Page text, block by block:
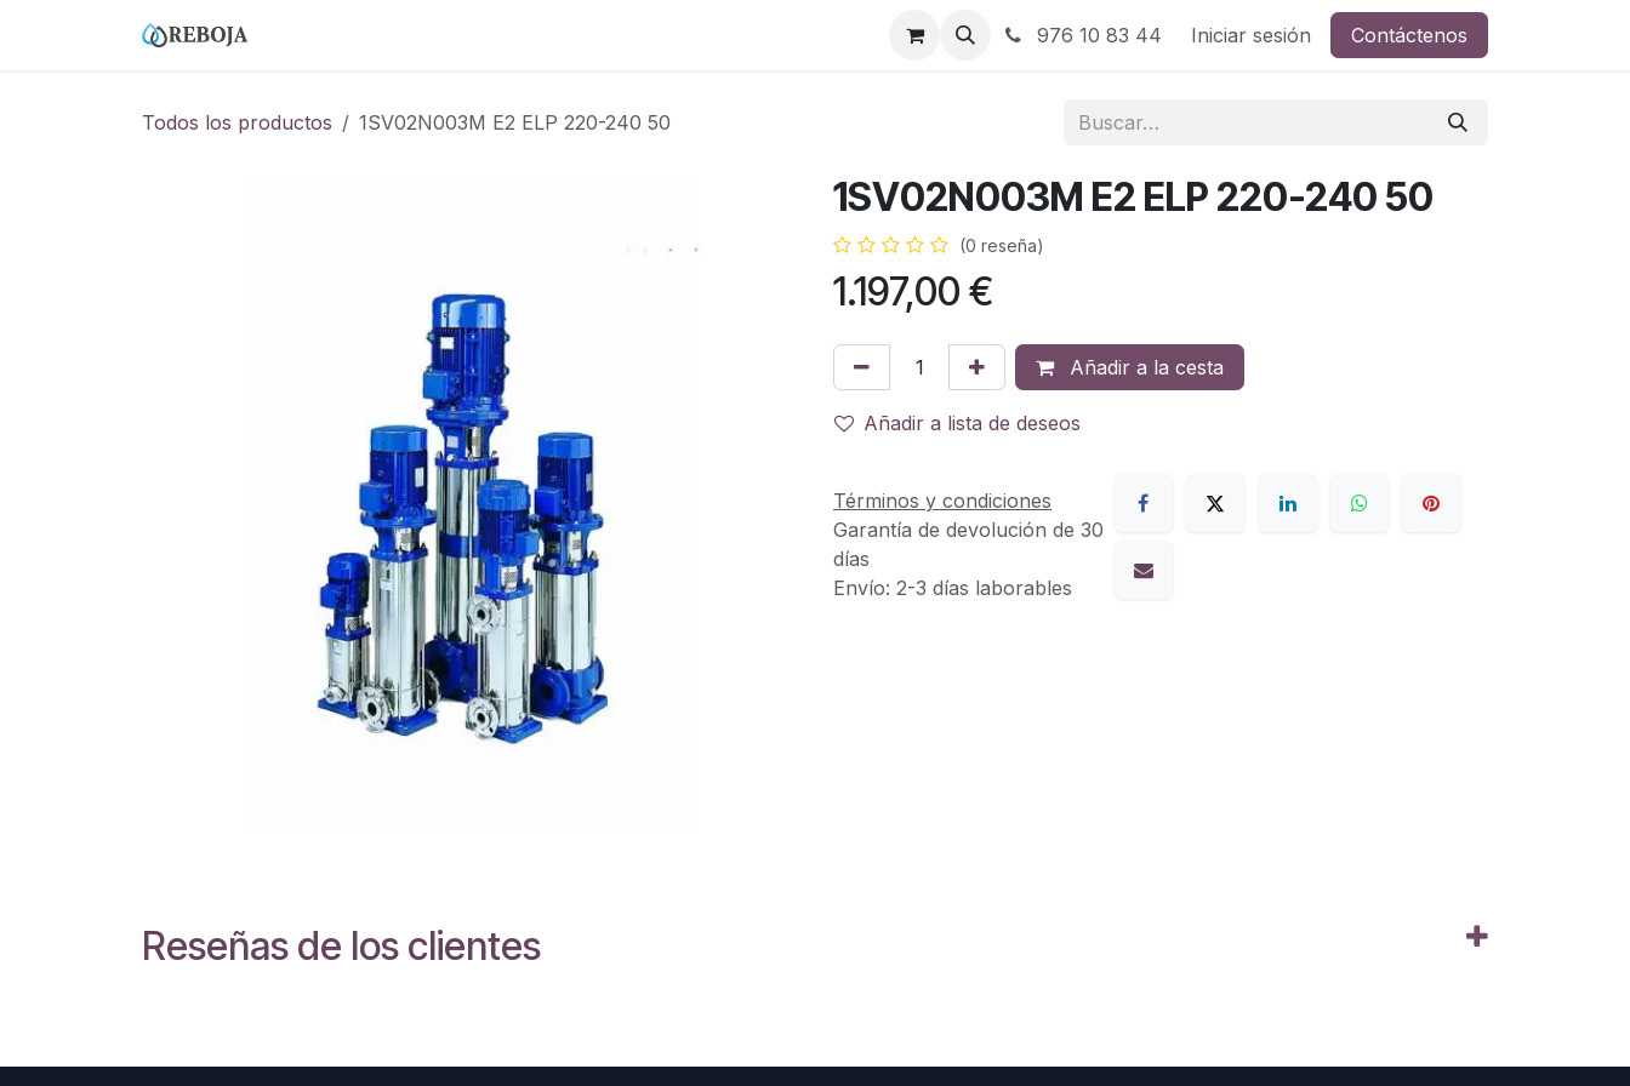
Blog 976 10 83 44 Iniciar sesión Contáctenos
Todos los productos 1SV02N003M E2 ELP 220-240 50
1SV02N003M E2 ELP 220-240 50
(0 reseña)
1.197,00 €
Añadir a la cesta
Añadir a lista de deseos
Términos y condiciones
Garantía de devolución de 30
días
Envío: 2-3 días laborables
Reseñas de los clientes